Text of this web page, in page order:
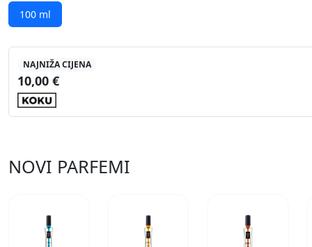
100 ml
NAJNIŽA CIJENA
10,00 €
NOVI PARFEMI